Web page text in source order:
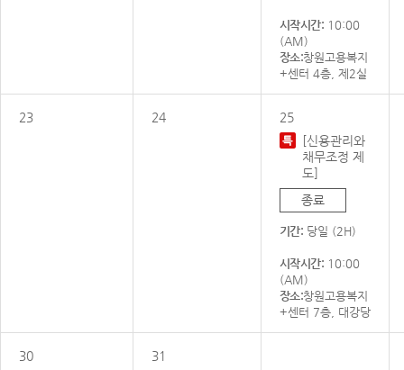
시작시간: 10:00
(AM)
장소:창원고용복지
+센터 4층, 제2실
23 24
25
[신용관리와
채무조정 제
도]
종료
기간: 당일 (2H)
시작시간: 10:00
(AM)
장소:창원고용복지
+센터 7층, 대강당
30
31